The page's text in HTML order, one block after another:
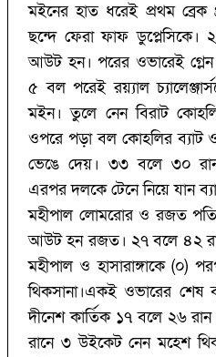
মইনের হাত ধরেই প্রথম
ছন্দে ফেরা ফাফ
আউট হন। পরের ওভারেই
৫ বল পরেই রয়্যাল
মইন। তুলে নেন বিরাট
ওপরে পড়া বল কোহলির ব্যাট
ভেঙে দেয়। ৩৩ বলে ৩০
এরপর দলকে টেনে নিয়ে যান
মহীপাল লোমরোর ও রজত
আউট হন রজত। ২৭ বলে ৪২
মহীপাল ও হাসারাঙ্গাকে (‌০)‌
থিকসানা।একই ওভারের শেষ
দীনেশ কার্তিক ‌১৭ বলে ২৬
রানে ৩ উইকেট নেন মহেশ